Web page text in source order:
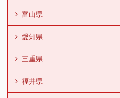
富山県
愛知県
三重県
福井県